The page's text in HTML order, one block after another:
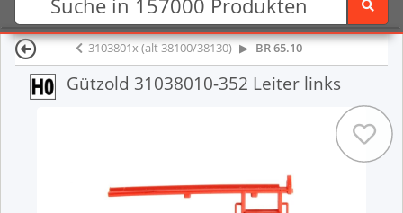
3103801x (alt 38100/38130) BR 65.10
Gützold 31038010-352 Leiter links